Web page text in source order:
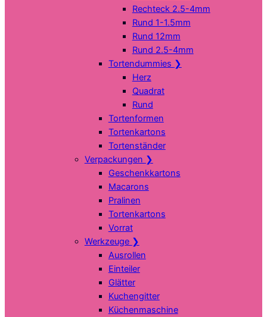
Rechteck 2.5-4mm
Rund 1-1.5mm
Rund 12mm
Rund 2.5-4mm
Tortendummies ❯
Herz
Quadrat
Rund
Tortenformen
Tortenkartons
Tortenständer
Verpackungen ❯
Geschenkkartons
Macarons
Pralinen
Tortenkartons
Vorrat
Werkzeuge ❯
Ausrollen
Einteiler
Glätter
Kuchengitter
Küchenmaschine